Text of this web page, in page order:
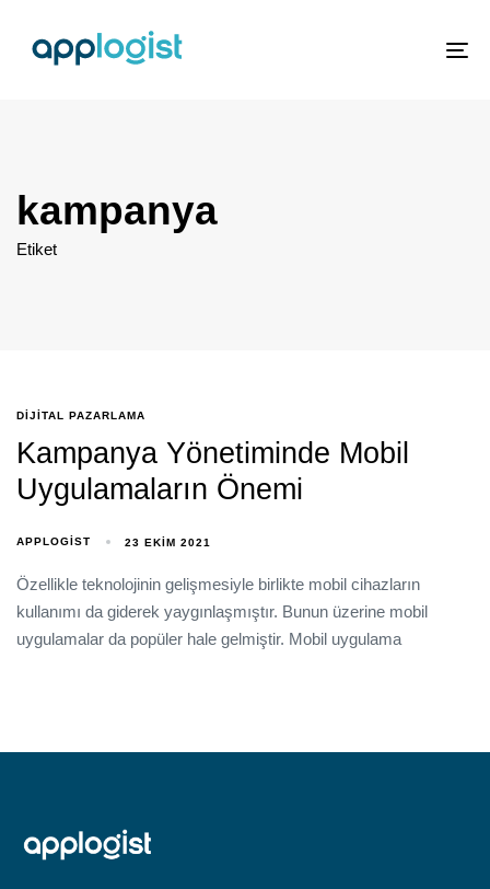
kampanya
Etiket
DIJITAL PAZARLAMA
Kampanya Yönetiminde Mobil
Uygulamaların Önemi
APPLOGIST 23 EKIM 2021
Özellikle teknolojinin gelişmesiyle birlikte mobil cihazların
kullanımı da giderek yaygınlaşmıştır. Bunun üzerine mobil
uygulamalar da popüler hale gelmiştir. Mobil uygulama